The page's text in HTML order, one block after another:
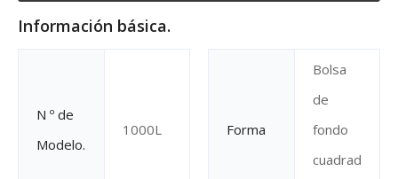
Información básica.
N º de
Modelo.
1000L Forma
Bolsa
de
fondo
cuadrad